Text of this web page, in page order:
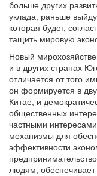
больше других
уклада, раньше
которая будет,
тащить мировую
Новый
и в других странах
отличается от того
он формируется в
Китае, и
общественных
частными
механизмы для
эффективности
людям, обеспечивает